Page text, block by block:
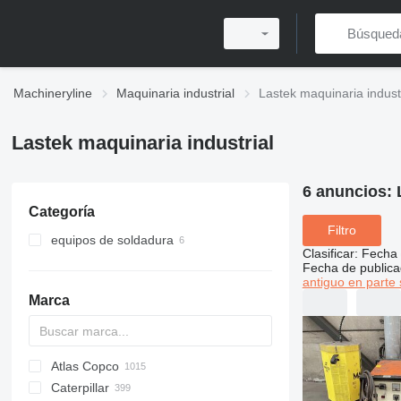
Machineryline Maquinaria industrial Lastek maquinaria
Lastek maquinaria industrial
Categoría
equipos de soldadura
Marca
PDS
APD
AB
Ensis
Pega
VZ
AG3
Atlas Copco
DrillAir
QAS
PDP
E-series
B-series
BM
GFS
VT
Rover
533
Airpure
BySprint Fiber
CK
SR
Caterpillar
6 anuncios:
Filtro
Clasificar: Fecha
Fecha de
antiguo en parte